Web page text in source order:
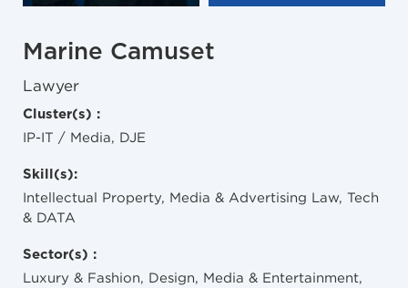
Marine Camuset
Lawyer
Cluster(s) :
IP-IT / Media, DJE
Skill(s):
Intellectual Property, Media & Advertising Law, Tech
& DATA
Sector(s) :
Luxury & Fashion, Design, Media & Entertainment,